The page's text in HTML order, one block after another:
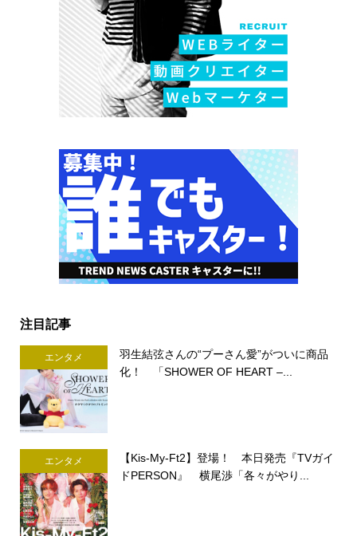
注目記事
エンタメ
羽生結弦さんの“プーさん愛”がついに商品
化！ 「SHOWER OF HEART –...
エンタメ
【Kis-My-Ft2】登場！ 本日発売『TVガイ
ドPERSON』 横尾渉「各々がやり...